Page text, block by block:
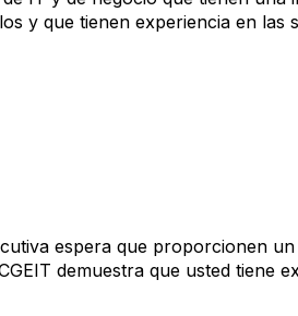
y que tienen experiencia en las
espera que proporcionen
demuestra que usted tiene